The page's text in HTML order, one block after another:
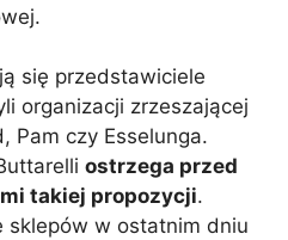
się przedstawiciele
organizacji zrzeszającej
Pam czy Esselunga.
ostrzega przed
takiej propozycji.
sklepów w ostatnim dniu